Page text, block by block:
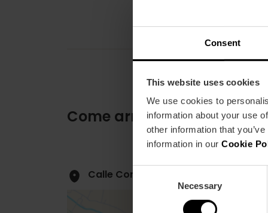
Consent
This website uses cookies
We use cookies to
information about your use
other information that
information in our Cookie
Consent
Necessary
Come arrivare
Calle Consulado del Mar, 2 puerta 1